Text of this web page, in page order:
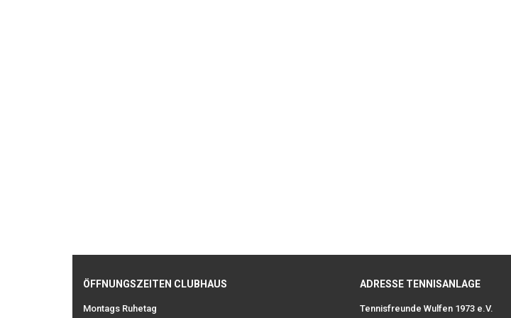
ÖFFNUNGSZEITEN CLUBHAUS
Montags Ruhetag
ADRESSE TENNISANLAGE
Tennisfreunde Wulfen 1973 e.V.